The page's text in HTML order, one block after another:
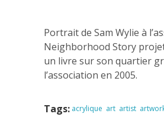
Portrait de Sam Wylie à
Neighborhood Story
un livre sur son quartier
l’association en 2005.
Tags: acrylique art artist